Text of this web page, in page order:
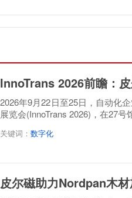
InnoTrans 2026前瞻：
2026年9月22日至25日，自动化
展览会(InnoTrans 2026)，在27
关键词： 数字化
皮尔磁助力Nordpan木